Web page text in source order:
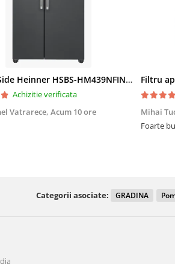
Side by Side Heinner HSBS-HM439NFINVDGWDE++, Total No Frost, Compresor Inverter, Dozator Apa, Display Touch LED, 439 L, Clasa E, Gri Antracit Texturat
Achizitie verificata
Vatrarece, Acum 10 ore
Mihai
Foarte
Categorii asociate: GRADINA